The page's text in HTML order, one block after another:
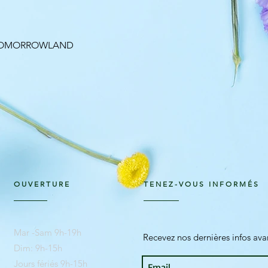
OUVERTURE
Mar -Sam 9h-19h
Dim: 9h-15h
Jours fériés 9h-15h
TENEZ-VOUS INFORMÉS
Recevez nos dernières infos